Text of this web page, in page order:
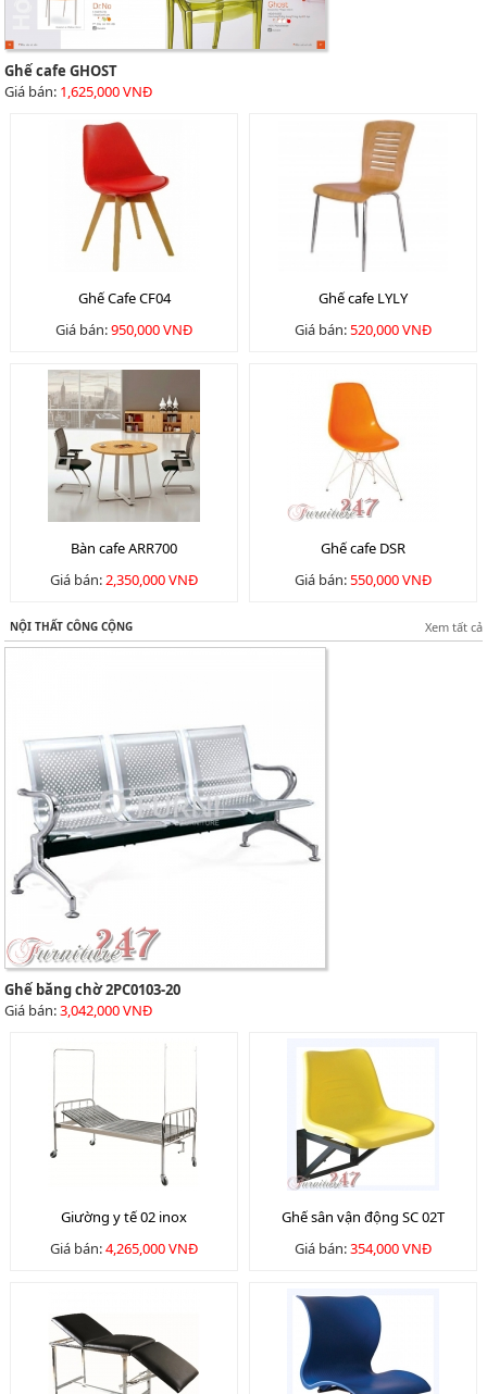
Ghế cafe GHOST
Giá bán: 1,625,000 VNĐ
Ghế Cafe CF04
Giá bán:950,000 VNĐ
Ghế cafe LYLY
Giá bán:520,000 VNĐ
Bàn cafe ARR700
Giá bán:2,350,000 VNĐ
Ghế cafe DSR
Giá bán:550,000 VNĐ
NỘI THẤT CÔNG CỘNG Xem tất cả
Ghế băng chờ 2PC0103-20
Giá bán:3,042,000 VNĐ
Giường y tế 02 inox
Giá bán:4,265,000 VNĐ
Ghế sân vận động SC 02T
Giá bán:354,000 VNĐ